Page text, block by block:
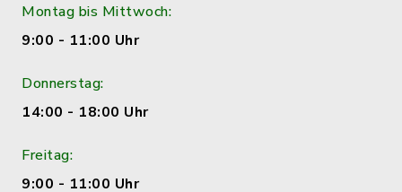
Montag bis Mittwoch:
9:00 - 11:00 Uhr
Donnerstag:
14:00 - 18:00 Uhr
Freitag:
9:00 - 11:00 Uhr